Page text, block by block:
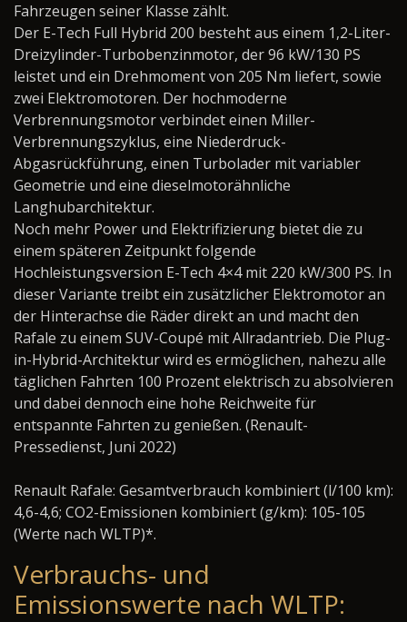
Fahrzeugen seiner Klasse zählt.
Der E-Tech Full Hybrid 200 besteht aus einem 1,2-Liter-
Dreizylinder-Turbobenzinmotor, der 96 kW/130 PS
leistet und ein Drehmoment von 205 Nm liefert, sowie
zwei Elektromotoren. Der hochmoderne
Verbrennungsmotor verbindet einen Miller-
Verbrennungszyklus, eine Niederdruck-
Abgasrückführung, einen Turbolader mit variabler
Geometrie und eine dieselmotorähnliche
Langhubarchitektur.
Noch mehr Power und Elektrifizierung bietet die zu
einem späteren Zeitpunkt folgende
Hochleistungsversion E-Tech 4×4 mit 220 kW/300 PS. In
dieser Variante treibt ein zusätzlicher Elektromotor an
der Hinterachse die Räder direkt an und macht den
Rafale zu einem SUV-Coupé mit Allradantrieb. Die Plug-
in-Hybrid-Architektur wird es ermöglichen, nahezu alle
täglichen Fahrten 100 Prozent elektrisch zu absolvieren
und dabei dennoch eine hohe Reichweite für
entspannte Fahrten zu genießen. (Renault-
Pressedienst, Juni 2022)
Renault Rafale: Gesamtverbrauch kombiniert (l/100 km):
4,6-4,6; CO2-Emissionen kombiniert (g/km): 105-105
(Werte nach WLTP)*.
Verbrauchs- und
Emissionswerte nach WLTP: